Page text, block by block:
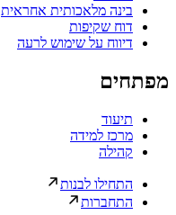
בינה מלאכותית אחראית
דוח שקיפות
דיווח על שימוש לרעה
מפתחים
תיעוד
מרכז למידה
קהילה
התחילו לבנות
התחברות